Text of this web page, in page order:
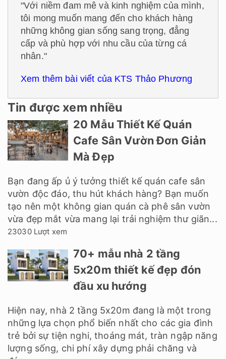
"Với niềm đam mê và kinh nghiệm của mình,
tôi mong muốn mang đến cho khách hàng
những không gian sống sang trọng, đẳng
cấp và phù hợp với nhu cầu của từng cá
nhân."
Xem thêm bài viết của KTS Thảo Phương
Tin được xem nhiều
20 Mẫu Thiết Kế Quán
Cafe Sân Vườn Đơn Giản
Mà Đẹp
Bạn đang ấp ủ ý tưởng thiết kế quán cafe sân
vườn độc đáo, thu hút khách hàng? Bạn muốn
tạo nên một không gian quán cà phê sân vườn
vừa đẹp mắt vừa mang lại trải nghiệm thư giãn...
23030 Lượt xem
70+ mẫu nhà 2 tầng
5x20m thiết kế đẹp đón
đầu xu hướng
Hiện nay, nhà 2 tầng 5x20m đang là một trong
những lựa chọn phổ biến nhất cho các gia đình
trẻ bởi sự tiện nghi, thoáng mát, tràn ngập năng
lượng sống, chi phí xây dựng phải chăng và